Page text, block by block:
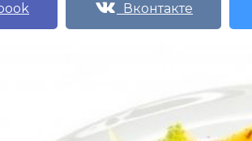
Вконтакте